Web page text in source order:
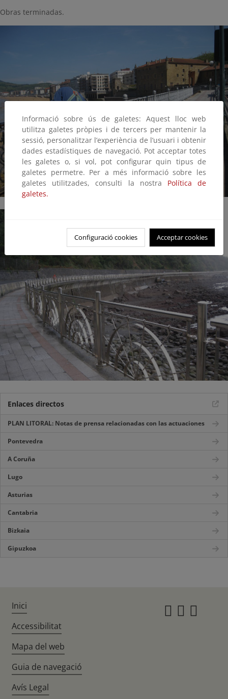
Obras terminadas.
Enlaces directos
PLAN LITORAL: Notas de prensa relacionadas con las actuaciones
Pontevedra
A Coruña
Lugo
Asturias
Cantabria
Bizkaia
Gipuzkoa
Informació sobre ús de galetes: Aquest lloc web
utilitza galetes pròpies i de tercers per mantenir la
sessió, personalitzar l’experiència de l’usuari i obtenir
dades estadístiques de navegació. Pot acceptar totes
les galetes o, si vol, pot configurar quin tipus de
galetes permetre. Per a més informació sobre les
galetes utilitzades, consulti la nostra Política de
galetes.
Configuració cookies Acceptar cookies
Inici
Accessibilitat
Mapa del web
Guia de navegació
Avís Legal